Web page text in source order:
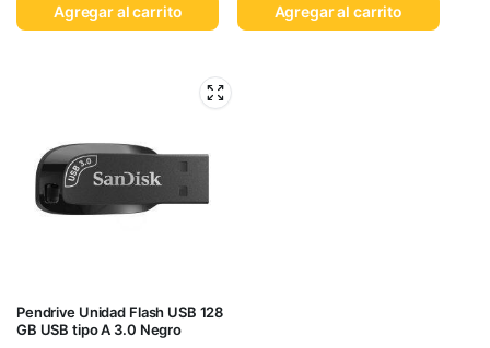
Agregar al carrito Agregar al carrito
Pendrive Unidad Flash USB 128
GB USB tipo A 3.0 Negro